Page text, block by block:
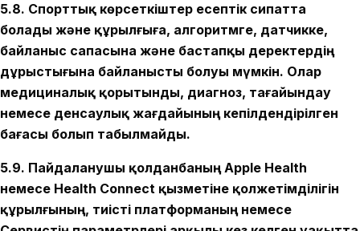
5.8. Спорттық көрсеткіштер есептік сипатта
болады және құрылғыға, алгоритмге, датчикке,
байланыс сапасына және бастапқы деректердің
дұрыстығына байланысты болуы мүмкін. Олар
медициналық қорытынды, диагноз, тағайындау
немесе денсаулық жағдайының кепілдендірілген
бағасы болып табылмайды.
5.9. Пайдаланушы қолданбаның Apple Health
немесе Health Connect қызметіне қолжетімділігін
құрылғының, тиісті платформаның немесе